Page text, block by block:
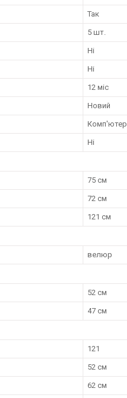
Так
5 шт.
Ні
Ні
12 міс
Новий
Ні
75 см
72 см
121 см
велюр
52 см
47 см
121
52 см
62 см